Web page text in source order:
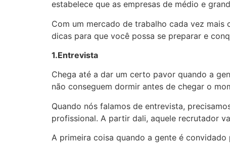
estabelece que as empresas de médio e
Com um mercado de trabalho cada vez
dicas para que você possa se preparar e
1.Entrevista
Chega até a dar um certo pavor quando a
não conseguem dormir antes de chegar o
Quando nós falamos de entrevista,
profissional. A partir dali, aquele recrutador
A primeira coisa quando a gente é